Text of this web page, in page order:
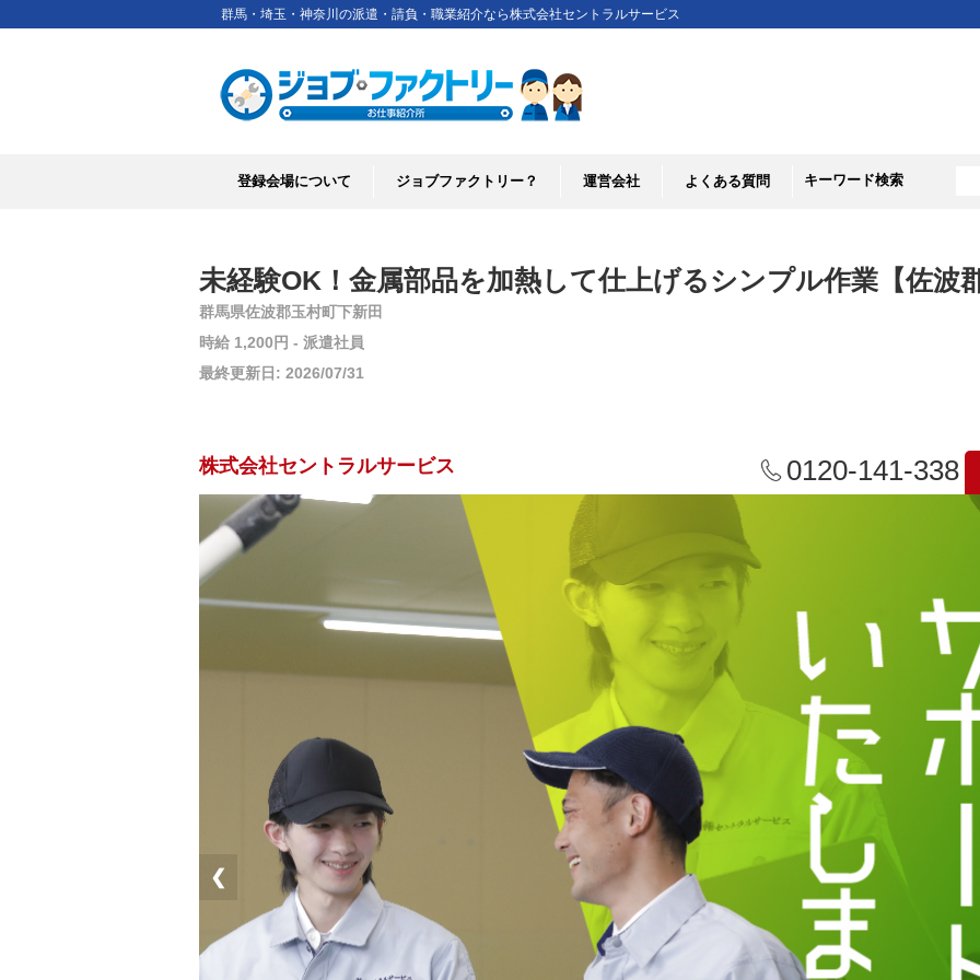
群馬・埼玉・神奈川の派遣・請負・職業紹介なら株式会社セントラルサービス
登録会場について ジョブファクトリー？ 運営会社 よくある質問 キーワード検索
未経験OK！金属部品を加熱して仕上げるシンプル作業【佐波
群馬県佐波郡玉村町下新田
時給 1,200円 - 派遣社員
最終更新日: 2026/07/31
株式会社セントラルサービス 0120-141-338
❮
このお仕事の特徴
厚生年金あり 雇用保険あり 労災保険あり
募集要項
群馬県佐波郡玉村町下新田
出張面接随時対応しています！
お気軽にご相談ください！
＼軽い部品に液体をぬるモクモク作業（座り仕事）／
---------------------------------------
おすすめポイント
● 空調完備の快適な室内作業です◎
● 座りながらの作業なので、体への負担少なめ！
●予定が立てやすい土日休み！
●日払い対応しています！（規定あり）
●入社後1年ごとにお食事券をプレゼント！（規定あり）